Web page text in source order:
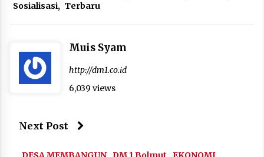
Sosialisasi, Terbaru
Muis Syam
http://dm1.co.id
6,039 views
Next Post